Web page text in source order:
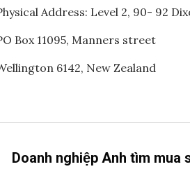
Address: Level 2, 90- 92
Box 11095, Manners street
6142, New Zealand
Doanh nghiệp Anh tìm mua